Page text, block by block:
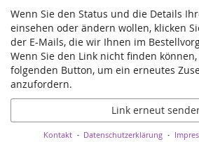
Wenn Sie den Status und die Details
einsehen oder ändern wollen, klicken
der E-Mails, die wir Ihnen im
Wenn Sie den Link nicht finden
folgenden Button, um ein erneutes
anzufordern.
Link erneut
Kontakt Datenschutzerklärung